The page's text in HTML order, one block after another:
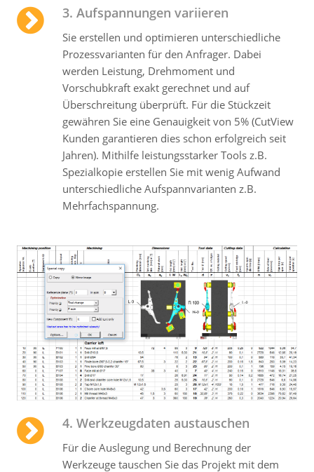
3. Aufspannungen variieren
Sie erstellen und optimieren unterschiedliche
Prozess­varianten für den Anfrager. Dabei
werden Leistung, Drehmoment und
Vorschubkraft exakt gerechnet und auf
Überschreitung über­prüft. Für die Stückzeit
gewähren Sie eine Genauigkeit von 5% (CutView
Kunden garantieren dies schon erfolgreich seit
Jahren). Mithilfe leistungsstarker Tools z.B.
Spezialkopie erstellen Sie mit wenig Aufwand
unterschiedliche Aufspann­varianten z.B.
Mehrfach­spannung.
4. Werkzeugdaten austauschen
Für die Auslegung und Berechnung der
Werkzeuge tauschen Sie das Projekt mit dem